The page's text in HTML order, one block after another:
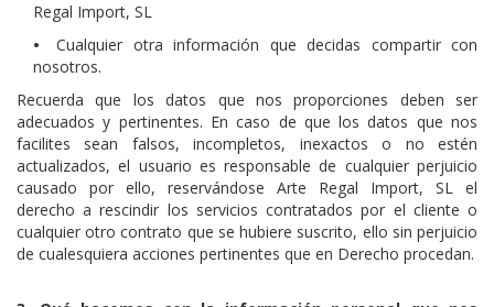
Regal Import, SL
•
Cualquier otra información que decidas compartir con
nosotros.
Recuerda que los datos que nos proporciones deben ser
adecuados y pertinentes. En caso de que los datos que nos
facilites sean falsos, incompletos, inexactos o no estén
actualizados, el usuario es responsable de cualquier perjuicio
causado por ello, reservándose Arte Regal Import, SL el
derecho a rescindir los servicios contratados por el cliente o
cualquier otro contrato que se hubiere suscrito, ello sin perjuicio
de cualesquiera acciones pertinentes que en Derecho procedan.